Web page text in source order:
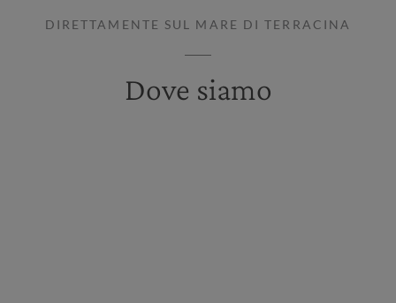
DIRETTAMENTE SUL MARE DI TERRACINA
Dove siamo